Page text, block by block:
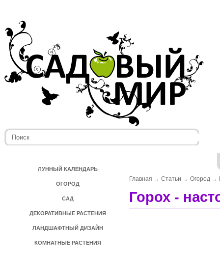
ЛУННЫЙ КАЛЕНДАРЬ
ОГОРОД
САД
ДЕКОРАТИВНЫЕ РАСТЕНИЯ
ЛАНДШАФТНЫЙ ДИЗАЙН
КОМНАТНЫЕ РАСТЕНИЯ
Главная → Статьи → Огород →
Горох -